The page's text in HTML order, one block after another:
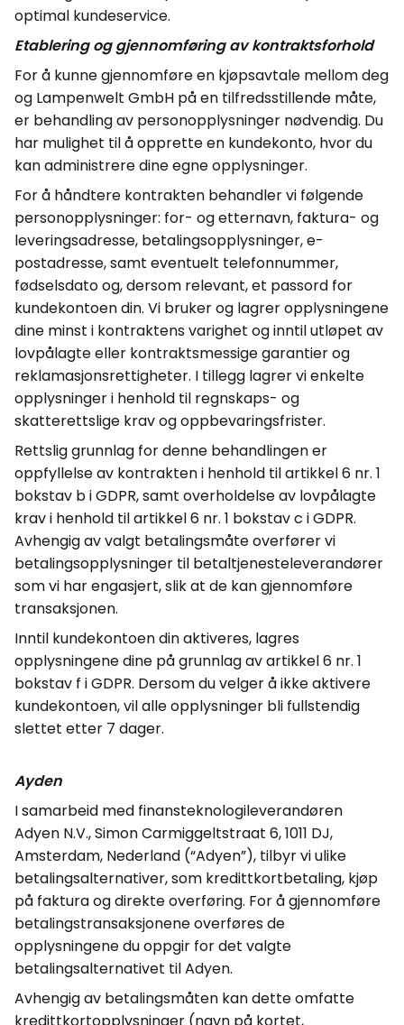
optimal kundeservice.
Etablering og gjennomføring av kontraktsforhold
For å kunne gjennomføre en kjøpsavtale mellom deg
og Lampenwelt GmbH på en tilfredsstillende måte,
er behandling av personopplysninger nødvendig. Du
har mulighet til å opprette en kundekonto, hvor du
kan administrere dine egne opplysninger.
For å håndtere kontrakten behandler vi følgende
personopplysninger: for- og etternavn, faktura- og
leveringsadresse, betalingsopplysninger, e-
postadresse, samt eventuelt telefonnummer,
fødselsdato og, dersom relevant, et passord for
kundekontoen din. Vi bruker og lagreropplysningene
dine minst i kontraktens varighet og inntil utløpet av
lovpålagte eller kontraktsmessige garantier og
reklamasjonsrettigheter. I tillegg lagrer vi enkelte
opplysninger i henhold til regnskaps- og
skatterettslige krav og oppbevaringsfrister.
Rettslig grunnlag for denne behandlingen er
oppfyllelse av kontrakten i henhold til artikkel 6 nr. 1
bokstav b i GDPR, samt overholdelse av lovpålagte
krav i henhold til artikkel 6 nr. 1 bokstav c i GDPR.
Avhengig av valgt betalingsmåte overfører vi
betalingsopplysninger til betaltjenesteleverandører
som vi har engasjert, slik at de kan gjennomføre
transaksjonen.
Inntil kundekontoen din aktiveres, lagres
opplysningene dine på grunnlag av artikkel 6 nr. 1
bokstav f i GDPR. Dersom du velger å ikke aktivere
kundekontoen, vil alle opplysninger bli fullstendig
slettet etter 7 dager.
Ayden
I samarbeid med finansteknologileverandøren
Adyen N.V., SimonCarmiggeltstraat 6, 1011 DJ,
Amsterdam, Nederland (“Adyen”), tilbyr vi ulike
betalingsalternativer, som kredittkortbetaling, kjøp
på faktura og direkte overføring. For å gjennomføre
betalingstransaksjonene overføres de
opplysningene du oppgir for det valgte
betalingsalternativet tilAdyen.
Avhengig av betalingsmåten kan dette omfatte